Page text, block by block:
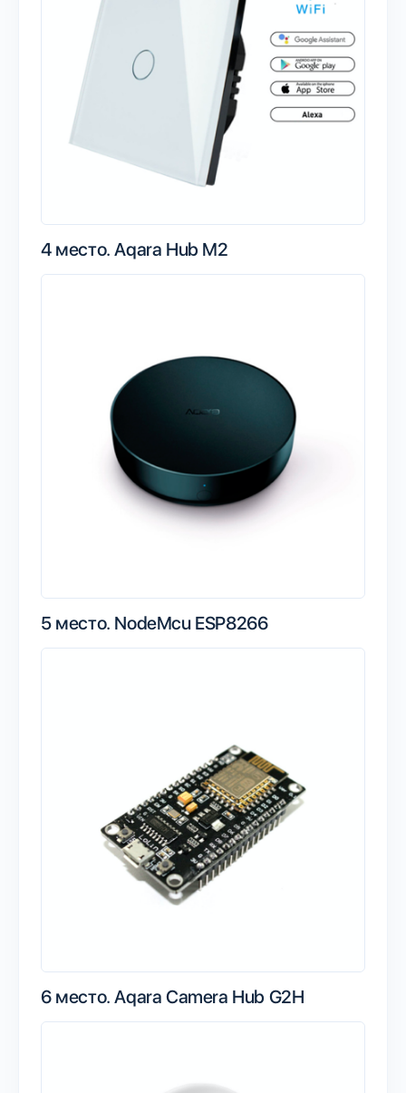
4 место.Aqara Hub M2
5 место. NodeMcu ESP8266
6 место.Aqara Camera Hub G2H